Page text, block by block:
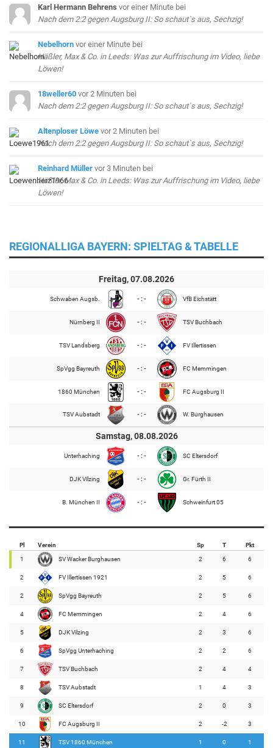
Karl Hermann Behrens vor einer Minute bei
Nach dem 2:2 gegen Augsburg II: So schaut`s aus, Sechzig!
Nebelhorn vor einer Minute bei
Häßler, Max & Co. in Leeds: Was zur Auffrischung im Video, liebe
Löwen!
18weller60 vor 2 Minuten bei
Nach dem 2:2 gegen Augsburg II: So schaut`s aus, Sechzig!
Altenploser Löwe vor 2 Minuten bei
Nach dem 2:2 gegen Augsburg II: So schaut`s aus, Sechzig!
Reinhard Müller vor 3 Minuten bei
Häßler, Max & Co. in Leeds: Was zur Auffrischung im Video, liebe
Löwen!
REGIONALLIGA BAYERN: SPIELTAG & TABELLE
Freitag, 07.08.2026
Schwaben Augsb. - : - VfB Eichstätt
Nürnberg II - : - TSV Buchbach
TSV Landsberg - : - FV Illertissen
SpVgg Bayreuth - : - FC Memmingen
1860 München - : - FC Augsburg II
TSV Aubstadt - : - W. Burghausen
Samstag, 08.08.2026
Unterhaching - : - SC Eltersdorf
DJK Vilzing - : - Gr. Fürth II
B. München II - : - Schweinfurt 05
Pl Verein Sp T Pkt
1 SV Wacker Burghausen 2 6 6
2 FV Illertissen 1921 2 5 6
2 SpVgg Bayreuth 2 5 6
4 FC Memmingen 2 4 6
5 DJK Vilzing 2 3 6
6 SpVgg Unterhaching 2 2 6
7 TSV Buchbach 2 4 4
8 TSV Aubstadt 1 4 3
9 SC Eltersdorf 2 0 3
10 FC Augsburg II 2 -2 3
11 TSV 1860 München 1 0 1